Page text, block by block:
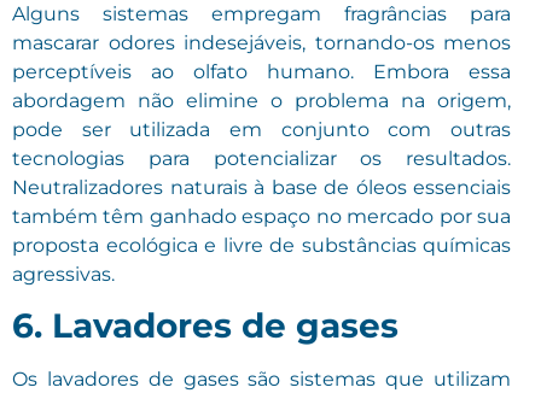
Alguns sistemas empregam fragrâncias para
mascarar odores indesejáveis, tornando-os menos
perceptíveis ao olfato humano. Embora essa
abordagem não elimine o problema na origem,
pode ser utilizada em conjunto com outras
tecnologias para potencializar os resultados.
Neutralizadores naturais à base de óleos essenciais
também têm ganhado espaço no mercado por sua
proposta ecológica e livre de substâncias químicas
agressivas.
6. Lavadores de gases
Os lavadores de gases são sistemas que utilizam